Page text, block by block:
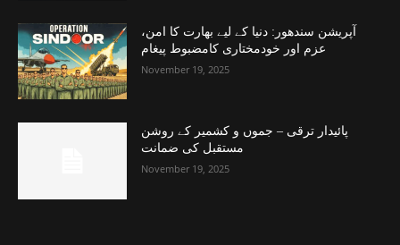
آپریشن سندھور: دنیا کے لیے بھارت کا امن،
عزم اور خودمختاری کامضبوط پیغام
November 19, 2025
پائیدار ترقی – جموں و کشمیر کے روشن
مستقبل کی ضمانت
November 19, 2025